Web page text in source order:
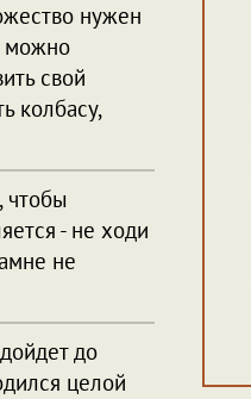
нужен
можно
свой
колбасу,
чтобы
- не ходи
не
до
целой